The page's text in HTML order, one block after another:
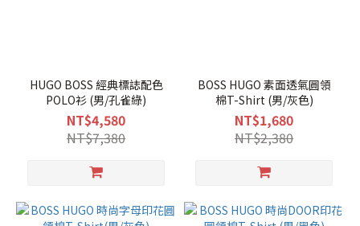
HUGO BOSS 經典標誌配色
POLO衫 (男/孔雀綠)
NT$4,580
NT$7,380
BOSS HUGO 素面透氣圓領
棉T-Shirt (男/灰色)
NT$1,680
NT$2,380